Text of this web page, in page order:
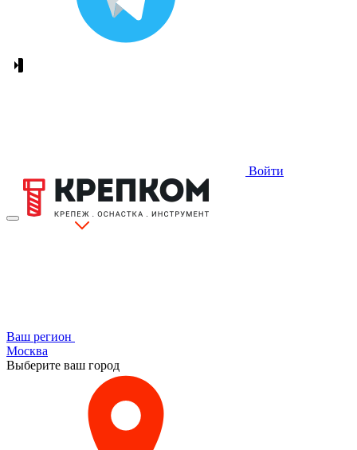
Войти
Ваш регион
Москва
Выберите ваш город